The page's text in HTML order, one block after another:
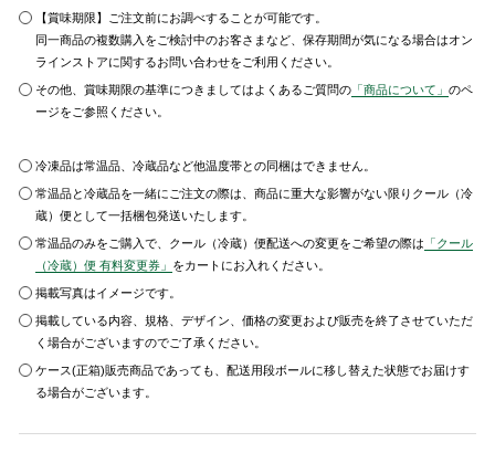
【賞味期限】ご注文前にお調べすることが可能です。
同一商品の複数購入をご検討中のお客さまなど、保存期間が気になる場合はオン
ラインストアに関するお問い合わせをご利用ください。
その他、賞味期限の基準につきましてはよくあるご質問の 「商品について」のペ
ージをご参照ください。
冷凍品は常温品、冷蔵品など他温度帯との同梱はできません。
常温品と冷蔵品を一緒にご注文の際は、商品に重大な影響がない限りクール（冷
蔵）便として一括梱包発送いたします。
常温品のみをご購入で、クール（冷蔵）便配送への変更をご希望の際は 「クール
（冷蔵）便 有料変更券」 をカートにお入れください。
掲載写真はイメージです。
掲載している内容、規格、デザイン、価格の変更および販売を終了させていただ
く場合がございますのでご了承ください。
ケース(正箱)販売商品であっても、配送用段ボールに移し替えた状態でお届けす
る場合がございます。